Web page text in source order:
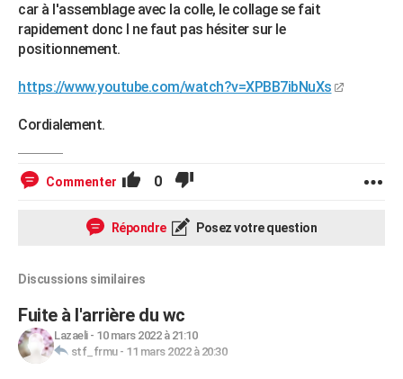
car à l'assemblage avec la colle, le collage se fait
rapidement donc l ne faut pas hésiter sur le
positionnement.
https://www.youtube.com/watch?v=XPBB7ibNuXs
Cordialement.
Commenter 0
Répondre Posez votre question
Discussions similaires
Fuite à l'arrière du wc
Lazaeli- 10 mars 2022 à 21:10
stf_frmu- 11 mars 2022 à 20:30